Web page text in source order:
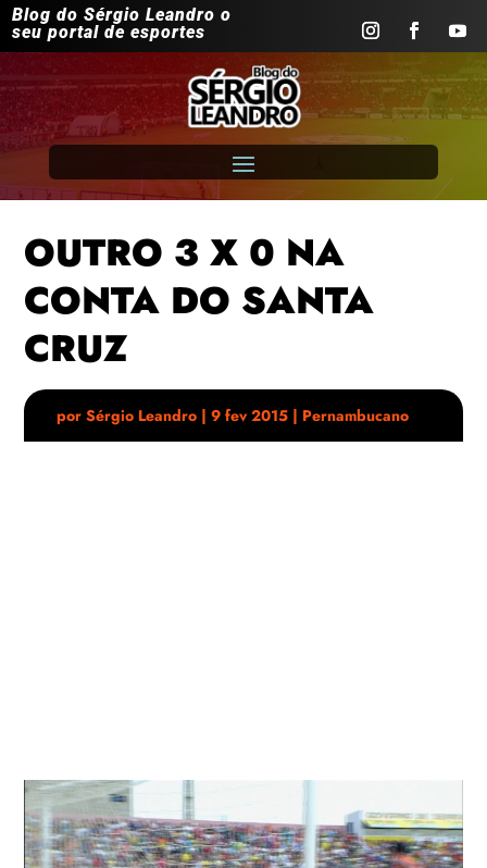
Blog do Sérgio Leandro o
seu portal de esportes
OUTRO 3 X 0 NA
CONTA DO SANTA
CRUZ
porSérgio Leandro |9 fev 2015 | Pernambucano